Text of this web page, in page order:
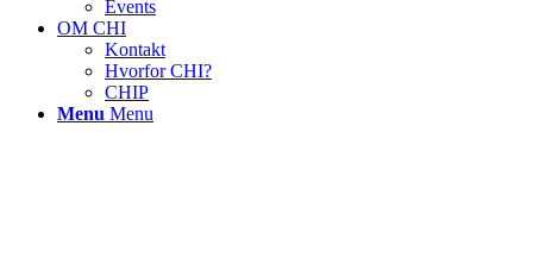
Events
OM CHI
Kontakt
Hvorfor CHI?
CHIP
Menu Menu